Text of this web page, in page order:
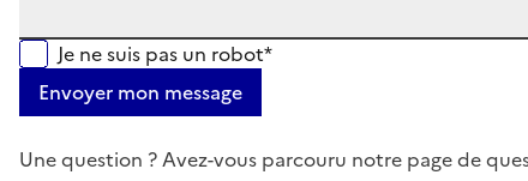
Je ne suis pas un robot*
Envoyer mon message
Une question ? Avez-vous parcouru notre page de